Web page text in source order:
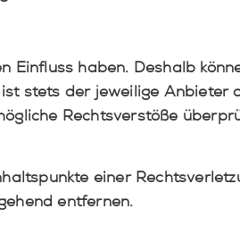
Einfluss haben. Deshalb
stets der jeweilige Anbieter
Rechtsverstöße
einer
entfernen.